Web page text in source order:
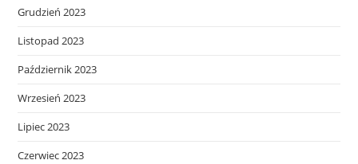
Grudzień 2023
Listopad 2023
Październik 2023
Wrzesień 2023
Lipiec 2023
Czerwiec 2023